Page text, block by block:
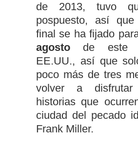
de 2013, tuvo
pospuesto, así
final se ha fijado
agosto de este
EE.UU., así que
poco más de tres
volver a
historias que
ciudad del pecado
Frank Miller.